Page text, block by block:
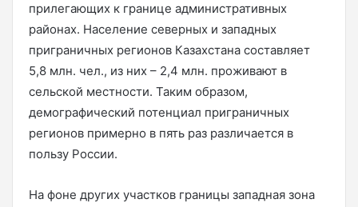
прилегающих к границе административных
районах. Население северных и западных
приграничных регионов Казахстана составляет
5,8 млн. чел., из них – 2,4 млн. проживают в
сельской местности. Таким образом,
демографический потенциал приграничных
регионов примерно в пять раз различается в
пользу России.
На фоне других участков границы западная зона